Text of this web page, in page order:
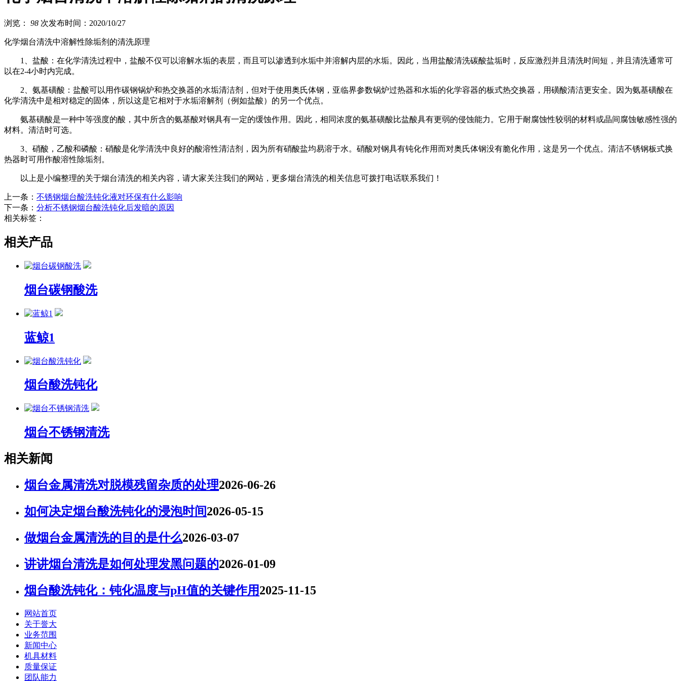
浏览： 98 次发布时间：2020/10/27
化学烟台清洗中溶解性除垢剂的清洗原理
1、盐酸：在化学清洗过程中，盐酸不仅可以溶解水垢的表层，而且可以渗透到水垢中并溶解内层的水垢。因此，当用盐酸清洗碳酸盐垢时，反应激烈并且清洗时间短，并且清洗通常可
以在2-4小时内完成。
2、氨基磺酸：盐酸可以用作碳钢锅炉和热交换器的水垢清洁剂，但对于使用奥氏体钢，亚临界参数锅炉过热器和水垢的化学容器的板式热交换器，用磺酸清洁更安全。因为氨基磺酸在
化学清洗中是相对稳定的固体，所以这是它相对于水垢溶解剂（例如盐酸）的另一个优点。
氨基磺酸是一种中等强度的酸，其中所含的氨基酸对钢具有一定的缓蚀作用。因此，相同浓度的氨基磺酸比盐酸具有更弱的侵蚀能力。它用于耐腐蚀性较弱的材料或晶间腐蚀敏感性强的
材料。清洁时可选。
3、硝酸，乙酸和磷酸：硝酸是化学清洗中良好的酸溶性清洁剂，因为所有硝酸盐均易溶于水。硝酸对钢具有钝化作用而对奥氏体钢没有脆化作用，这是另一个优点。清洁不锈钢板式换
热器时可用作酸溶性除垢剂。
以上是小编整理的关于烟台清洗的相关内容，请大家关注我们的网站，更多烟台清洗的相关信息可拨打电话联系我们！
上一条： 不锈钢烟台酸洗钝化液对环保有什么影响
下一条： 分析不锈钢烟台酸洗钝化后发暗的原因
相关标签：
相关产品
烟台碳钢酸洗
蓝鲸1
烟台酸洗钝化
烟台不锈钢清洗
相关新闻
烟台金属清洗对脱模残留杂质的处理2026-06-26
如何决定烟台酸洗钝化的浸泡时间2026-05-15
做烟台金属清洗的目的是什么2026-03-07
讲讲烟台清洗是如何处理发黑问题的2026-01-09
烟台酸洗钝化：钝化温度与pH值的关键作用2025-11-15
网站首页
关于誉大
业务范围
新闻中心
机具材料
质量保证
团队能力